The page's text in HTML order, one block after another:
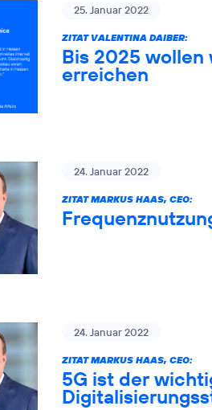
25. Januar 2022
ZITAT VALENTINA DAIBER:
Bis 2025 wollen
erreichen
24. Januar 2022
ZITAT MARKUS HAAS, CEO:
24. Januar 2022
ZITAT MARKUS HAAS, CEO:
5G ist der